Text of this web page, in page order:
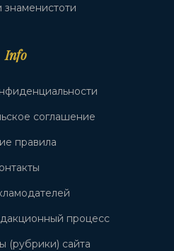
знаменистоти
Info
соглашение
правила
процесс
(рубрики) сайта